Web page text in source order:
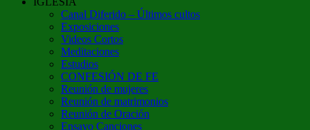
Canal Diferido – Últimos cultos
Exposiciones
Videos Cortos
Meditaciones
Estudios
CONFESIÓN DE FE
Reunión de mujeres
Reunión de matrimonios
Reunión de Oración
Ensayo Canciones